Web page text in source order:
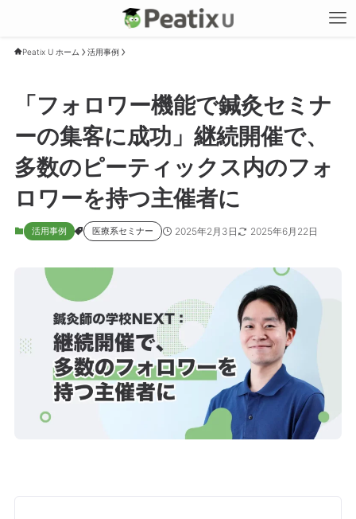
Peatix U ホーム 活用事例
「フォロワー機能で鍼灸セミナ
ーの集客に成功」継続開催で、
多数のピーティックス内のフォ
ロワーを持つ主催者に
活用事例 医療系セミナー 2025年2月3日 2025年6月22日